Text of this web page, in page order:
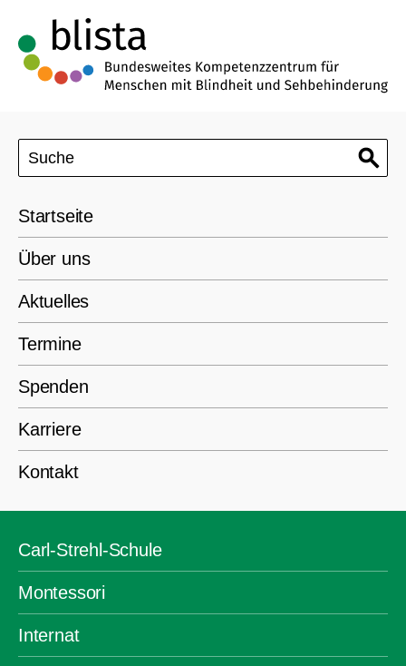
Startseite
Über uns
Aktuelles
Termine
Spenden
Karriere
Kontakt
Carl-Strehl-Schule
Montessori
Internat